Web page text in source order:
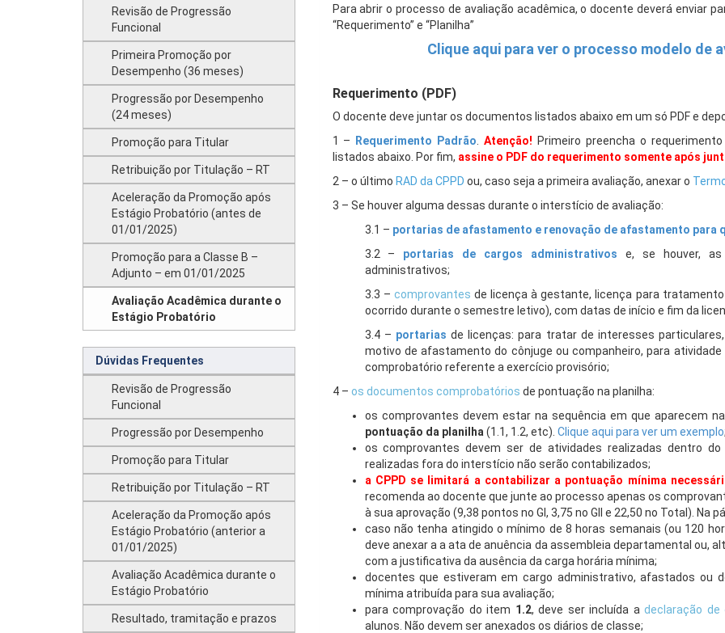
Revisão de Progressão
Funcional
Primeira Promoção por
Desempenho (36 meses)
Progressão por Desempenho
(24 meses)
Promoção para Titular
Retribuição por Titulação – RT
Aceleração da Promoção após
Estágio Probatório (antes de
01/01/2025)
Promoção para a Classe B –
Adjunto – em 01/01/2025
Avaliação Acadêmica durante o
Estágio Probatório
Dúvidas Frequentes
Revisão de Progressão
Funcional
Progressão por Desempenho
Promoção para Titular
Retribuição por Titulação – RT
Aceleração da Promoção após
Estágio Probatório (anterior a
01/01/2025)
Avaliação Acadêmica durante o
Estágio Probatório
Resultado, tramitação e prazos
Para abrir o processo de avaliação acadêmica, o docente deverá enviar
“Requerimento” e “Planilha”
Clique aqui para ver o processo modelo de
Requerimento (PDF)
O docente deve juntar os documentos listados abaixo em um só PDF e
1 –
Requerimento Padrão Atenção! Primeiro preencha o
listados abaixo. Por fim, assine o PDF do requerimento somente após
2 – o último RAD da CPPD ou, caso seja a primeira avaliação, anexar o
3 – Se houver alguma dessas durante o interstício de avaliação:
3.1 – portarias de afastamento e renovação de afastamento para
3.2 – portarias de cargos administrativos
e, se houver,
administrativos;
3.3 – comprovantes de licença à gestante, licença para
ocorrido durante o semestre letivo), com datas de início e fim da
3.4 – portarias de licenças: para tratar de interesses
motivo de afastamento do cônjuge ou companheiro, para
comprobatório referente a exercício provisório;
4 – os documentos comprobatórios de pontuação na planilha:
os comprovantes devem estar na sequência em que aparecem
pontuação da planilha (1.1, 1.2, etc). Clique aqui para ver um exemplo
os comprovantes devem ser de atividades realizadas dentro
realizadas fora do interstício não serão contabilizados;
a CPPD se limitará a contabilizar a pontuação mínima
recomenda ao docente que junte ao processo apenas os
à sua aprovação (9,38 pontos no GI, 3,75 no GII e 22,50 no Total). Na
caso não tenha atingido o mínimo de 8 horas semanais (ou 120
deve anexar a a ata de anuência da assembleia departamental ou,
com a justificativa da ausência da carga horária mínima;
docentes que estiveram em cargo administrativo, afastados ou
mínima atribuída para sua avaliação;
para comprovação do item 1.2, deve ser incluída a declaração de
alunos. Não devem ser anexados os diários de classe;